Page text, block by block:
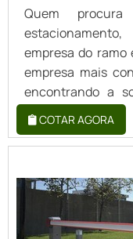
Quem
empresa do ramo
empresa mais
encontrando a
preço justo em um
é por cancelas
VJS Sistema e
ideal e precisa
porta
CANCELAS PARA
COTAR AGORA